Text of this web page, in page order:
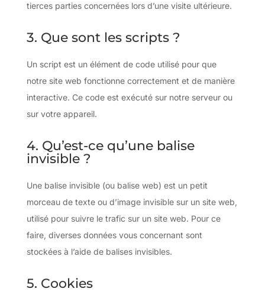
tierces parties concernées lors d’une visite ultérieure.
3. Que sont les scripts ?
Un script est un élément de code utilisé pour que
notre site web fonctionne correctement et de manière
interactive. Ce code est exécuté sur notre serveur ou
sur votre appareil.
4. Qu’est-ce qu’une balise
invisible ?
Une balise invisible (ou balise web) est un petit
morceau de texte ou d’image invisible sur un site web,
utilisé pour suivre le trafic sur un site web. Pour ce
faire, diverses données vous concernant sont
stockées à l’aide de balises invisibles.
5. Cookies